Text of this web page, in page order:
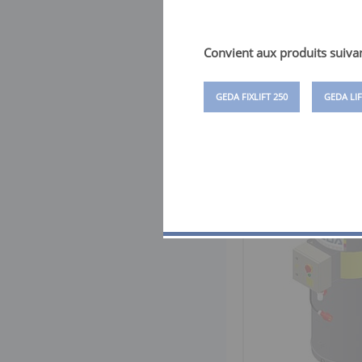
Convient aux produits
GEDA FIXLIFT 250 GEDA